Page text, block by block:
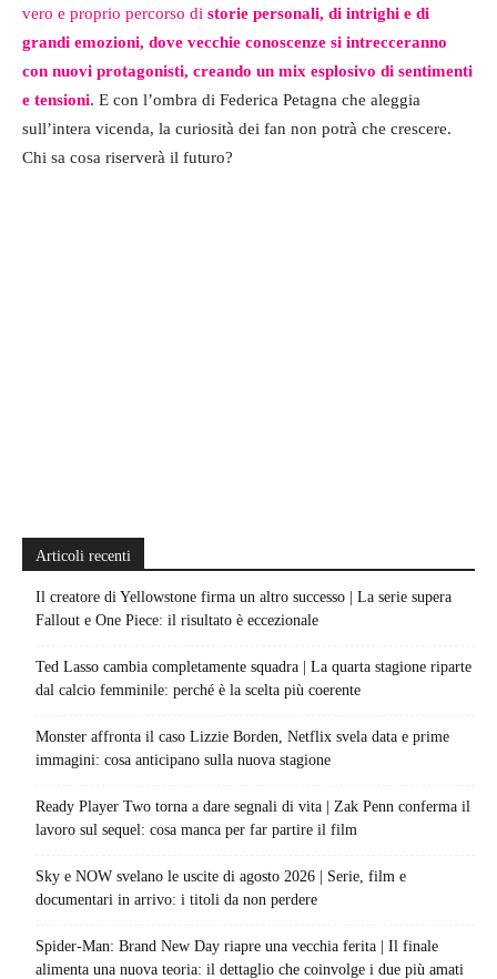
vero e proprio percorso di storie personali, di intrighi e di
grandi emozioni, dove vecchie conoscenze si intrecceranno
con nuovi protagonisti, creando un mix esplosivo di sentimenti
e tensioni. E con l’ombra di Federica Petagna che aleggia
sull’intera vicenda, la curiosità dei fan non potrà che crescere.
Chi sa cosa riserverà il futuro?
Articoli recenti
Il creatore di Yellowstone firma un altro successo | La serie supera
Fallout e One Piece: il risultato è eccezionale
Ted Lasso cambia completamente squadra | La quarta stagione riparte
dal calcio femminile: perché è la scelta più coerente
Monster affronta il caso Lizzie Borden, Netflix svela data e prime
immagini: cosa anticipano sulla nuova stagione
Ready Player Two torna a dare segnali di vita | Zak Penn conferma il
lavoro sul sequel: cosa manca per far partire il film
Sky e NOW svelano le uscite di agosto 2026 | Serie, film e
documentari in arrivo: i titoli da non perdere
Spider-Man: Brand New Day riapre una vecchia ferita | Il finale
alimenta una nuova teoria: il dettaglio che coinvolge i due più amati